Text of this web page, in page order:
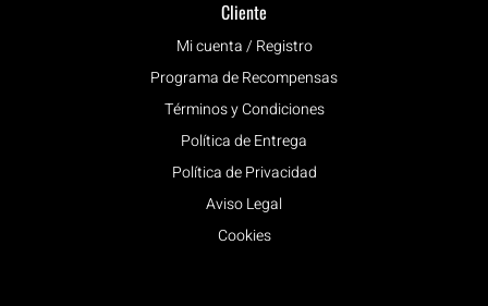
Cliente
Mi cuenta / Registro
Programa de Recompensas
Términos y Condiciones
Política de Entrega
Política de Privacidad
Aviso Legal
Cookies